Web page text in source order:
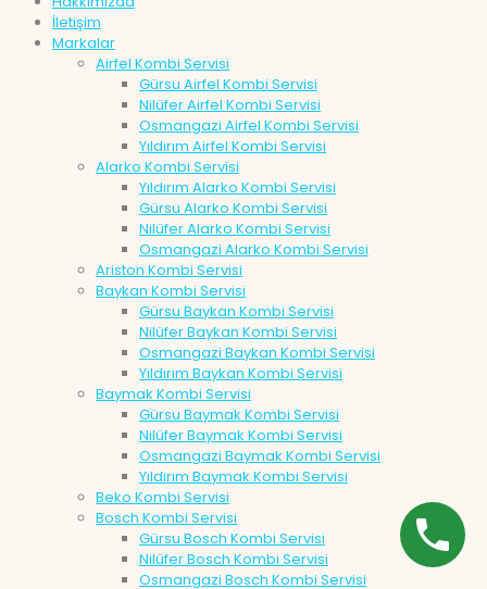
İletişim
Markalar
Airfel Kombi Servisi
Gürsu Airfel Kombi Servisi
Nilüfer Airfel Kombi Servisi
Osmangazi Airfel Kombi Servisi
Yıldırım Airfel Kombi Servisi
Alarko Kombi Servisi
Yıldırım Alarko Kombi Servisi
Gürsu Alarko Kombi Servisi
Nilüfer Alarko Kombi Servisi
Osmangazi Alarko Kombi Servisi
Ariston Kombi Servisi
Baykan Kombi Servisi
Gürsu Baykan Kombi Servisi
Nilüfer Baykan Kombi Servisi
Osmangazi Baykan Kombi Servisi
Yıldırım Baykan Kombi Servisi
Baymak Kombi Servisi
Gürsu Baymak Kombi Servisi
Nilüfer Baymak Kombi Servisi
Osmangazi Baymak Kombi Servisi
Yıldırım Baymak Kombi Servisi
Beko Kombi Servisi
Bosch Kombi Servisi
Gürsu Bosch Kombi Servisi
Nilüfer Bosch Kombi Servisi
Osmangazi Bosch Kombi Servisi